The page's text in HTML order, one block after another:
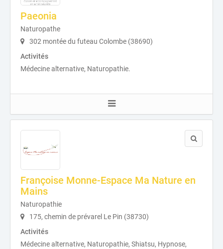
Paeonia
Naturopathe
302 montée du futeau Colombe (38690)
Activités
Médecine alternative, Naturopathie.
Françoise Monne-Espace Ma Nature en
Mains
Naturopathie
175, chemin de prévarel Le Pin (38730)
Activités
Médecine alternative, Naturopathie, Shiatsu, Hypnose,